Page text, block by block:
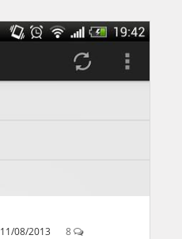
11/08/2013 8